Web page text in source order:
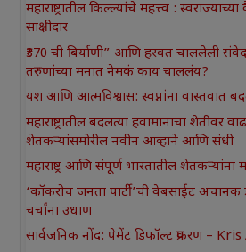
महाराष्ट्रातील किल्ल्यांचे महत्त्व :
साक्षीदार
₹370 ची बिर्याणी” आणि हरवत चाललेली
तरुणांच्या मनात नेमकं काय चाललंय?
यश आणि आत्मविश्वास: स्वप्नांना वास्तवात
महाराष्ट्रातील बदलत्या हवामानाचा शेतीवर
शेतकऱ्यांसमोरील नवीन आव्हाने आणि संधी
महाराष्ट्र आणि संपूर्ण भारतातील शेतकऱ्यांना
‘कॉकरोच जनता पार्टी’ची वेबसाईट अचानक
चर्चांना उधाण
सार्वजनिक नोंद: पेमेंट डिफॉल्ट प्रकरण –